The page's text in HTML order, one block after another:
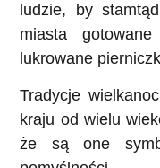
ludzie, by
miasta
lukrowane
Tradycje
kraju od wielu
że są one